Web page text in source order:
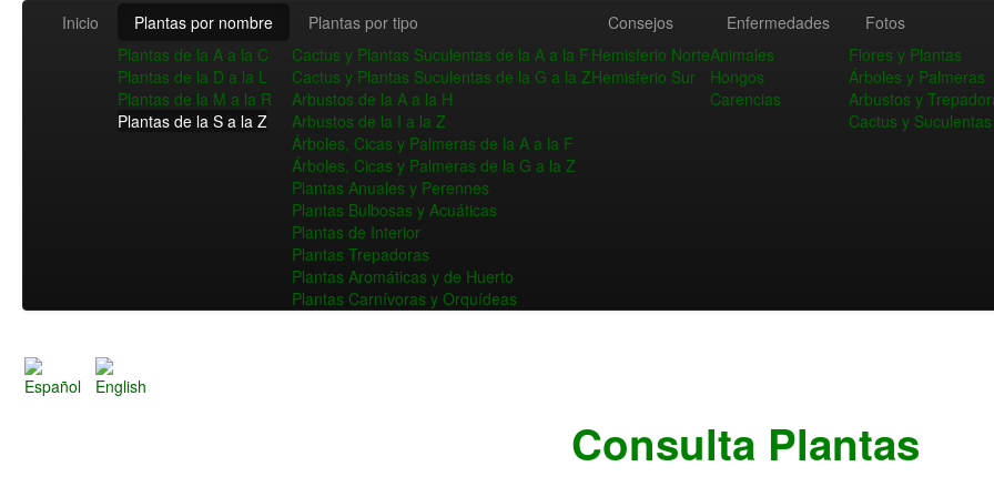
Inicio
Plantas por nombre
Plantas de la A a la C
Plantas de la D a la L
Plantas de la M a la R
Plantas de la S a la Z
Plantas por tipo
Cactus y Plantas Suculentas de la A a la F
Cactus y Plantas Suculentas de la G a la Z
Arbustos de la A a la H
Arbustos de la I a la Z
Árboles, Cicas y Palmeras de la A a la F
Árboles, Cicas y Palmeras de la G a la Z
Plantas Anuales y Perennes
Plantas Bulbosas y Acuáticas
Plantas de Interior
Plantas Trepadoras
Plantas Aromáticas y de Huerto
Plantas Carnívoras y Orquídeas
Consejos
Hemisferio Norte
Hemisferio Sur
Enfermedades
Animales
Hongos
Carencias
Fotos
Flores y Plantas
Árboles y Palmeras
Arbustos y
Cactus y Suculentas
Consulta Plantas